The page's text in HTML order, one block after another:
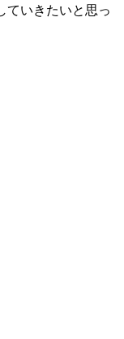
ていきたいと思っ